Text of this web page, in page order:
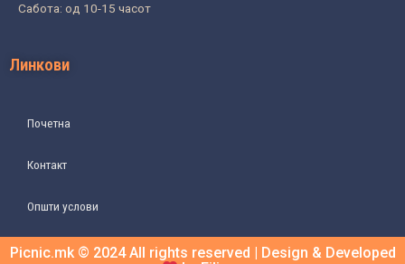
Сабота: од 10-15 часот
Линкови
Почетна
Контакт
Општи услови
Picnic.mk © 2024 All rights reserved | Design & Developed